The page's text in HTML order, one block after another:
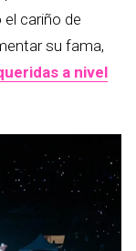
cariño de
su fama,
a nivel